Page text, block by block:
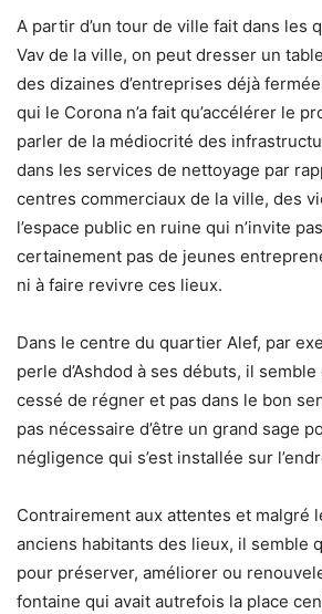
A partir d’un tour de ville fait dans les
Vav de la ville, on peut dresser un
des dizaines d’entreprises déjà
qui le Corona n’a fait qu’accélérer le
parler de la médiocrité des
dans les services de nettoyage par
centres commerciaux de la ville, des
l’espace public en ruine qui n’invite
certainement pas de jeunes
ni à faire revivre ces lieux.
Dans le centre du quartier Alef, par
perle d’Ashdod à ses débuts, il
cessé de régner et pas dans le bon
pas nécessaire d’être un grand sage
négligence qui s’est installée sur
Contrairement aux attentes et malgré
anciens habitants des lieux, il semble
pour préserver, améliorer ou
fontaine qui avait autrefois la place